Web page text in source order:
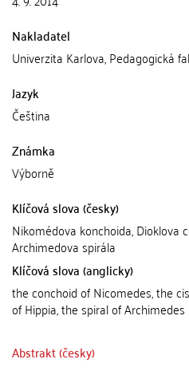
Nakladatel
Univerzita Karlova, Pedagogická
Jazyk
Čeština
Známka
Výborně
Klíčová slova (česky)
Nikomédova konchoida, Dioklova
Archimedova spirála
Klíčová slova (anglicky)
the conchoid of Nicomedes, the
of Hippia, the spiral of Archimedes
Abstrakt (česky)